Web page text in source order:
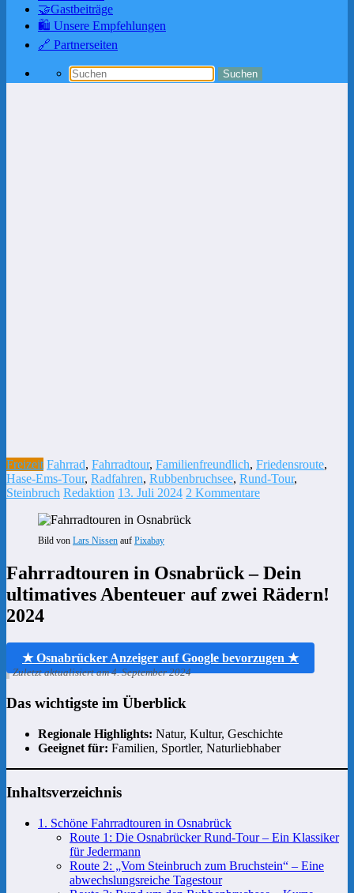
🤝Gastbeiträge
🛍️ Unsere Empfehlungen
🔗 Partnerseiten
Freizeit Fahrrad, Fahrradtour, Familienfreundlich, Friedensroute,
Hase-Ems-Tour, Radfahren, Rubbenbruchsee, Rund-Tour,
Steinbruch Redaktion 13. Juli 2024 2 Kommentare
Bild von Lars Nissen auf Pixabay
Fahrradtouren in Osnabrück – Dein
ultimatives Abenteuer auf zwei Rädern!
2024
★ Osnabrücker Anzeiger auf Google bevorzugen ★
Zuletzt aktualisiert am 4. September 2024
Das wichtigste im Überblick
Regionale Highlights: Natur, Kultur, Geschichte
Geeignet für: Familien, Sportler, Naturliebhaber
Inhaltsverzeichnis
1. Schöne Fahrradtouren in Osnabrück
Route 1: Die Osnabrücker Rund-Tour – Ein Klassiker
für Jedermann
Route 2: „Vom Steinbruch zum Bruchstein“ – Eine
abwechslungsreiche Tagestour